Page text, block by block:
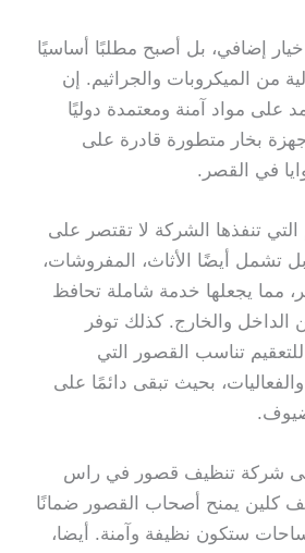
خيار إضافي، بل أصبح مطلبًا أساسيًا
من الميكروبات والجراثيم. إن
على مواد آمنة ومعتمدة دوليًا
بخار متطورة قادرة على
في القصر.
التي تنفذها الشركة لا تقتصر على
تشمل أيضًا الأثاث، المفروشات،
مما يجعلها خدمة شاملة تحافظ
والخارج. كذلك توفر
تناسب القصور التي
بحيث تبقى دائمًا على
على شركة تنظيف قصور في راس
كلين يمنح أصحاب القصور ضمانًا
ستكون نظيفة وآمنة. أيضا،